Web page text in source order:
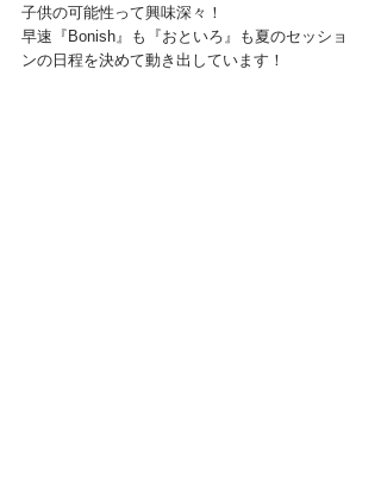
子供の可能性って興味深々！
早速『Bonish』も『おといろ』も夏のセッショ
ンの日程を決めて動き出しています！